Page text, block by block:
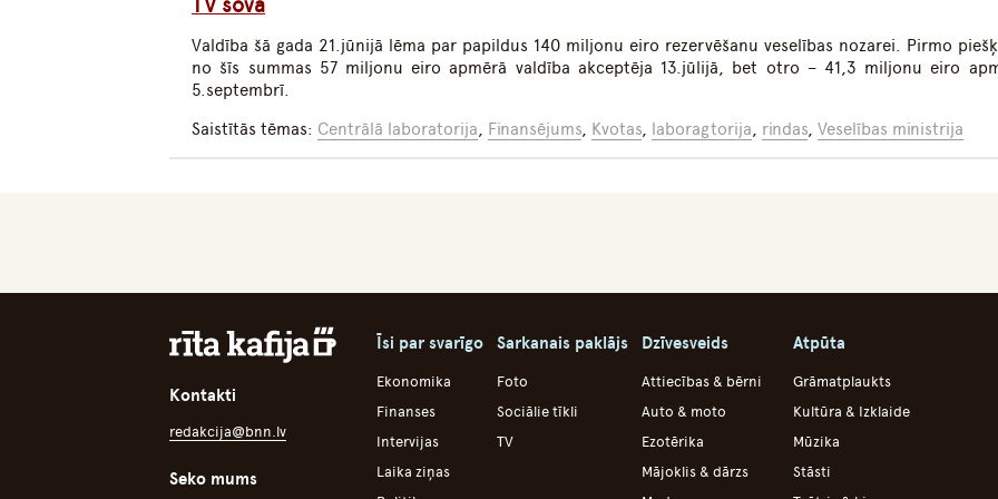
TV šovā
Valdība šā gada 21.jūnijā lēma par papildus 140 miljonu eiro rezervēšanu veselības nozarei. Pirmo
no šīs summas 57 miljonu eiro apmērā valdība akceptēja 13.jūlijā, bet otro – 41,3 miljonu eiro
5.septembrī.
Saistītās tēmas: Centrālā laboratorija, Finansējums, Kvotas, laboragtorija, rindas,Veselības ministrija
Kontakti
redakcija@bnn.lv
Seko mums
Īsi par svarīgo
Ekonomika
Finanses
Intervijas
Laika ziņas
Sarkanais paklājs
Foto
Sociālie tīkli
TV
Dzīvesveids
Attiecības & bērni
Auto & moto
Ezotērika
Mājoklis & dārzs
Atpūta
Grāmatplaukts
Kultūra & Izklaide
Mūzika
Stāsti